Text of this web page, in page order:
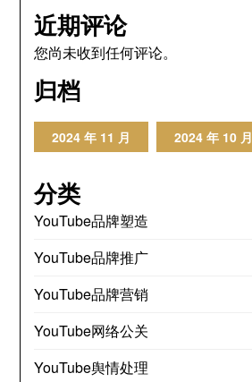
近期评论
您尚未收到任何评论。
归档
2024 年 11 月 2024 年 10 月
分类
YouTube品牌塑造
YouTube品牌推广
YouTube品牌营销
YouTube网络公关
YouTube舆情处理